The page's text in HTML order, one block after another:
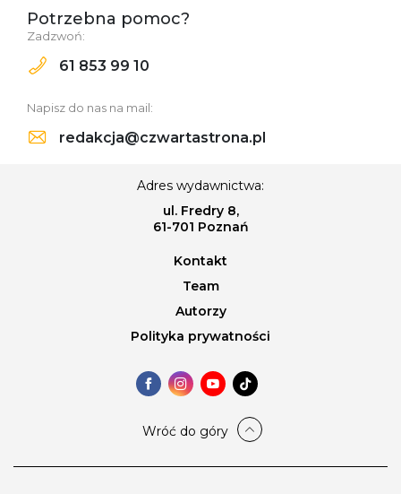
Potrzebna pomoc?
Zadzwoń:
61 853 99 10
Napisz do nas na mail:
redakcja@czwartastrona.pl
Adres wydawnictwa:
ul. Fredry 8,
61-701 Poznań
Kontakt
Team
Autorzy
Polityka prywatności
Wróć do góry